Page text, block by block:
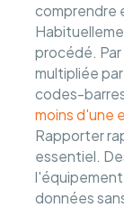
comprendre
procédé.
multipliée
codes-
moins d'une
Rapporter
essentiel.
données